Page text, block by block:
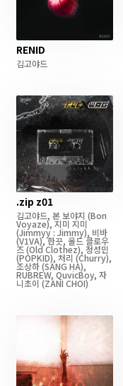
RENID
김고야드
.zip z01
김고야드, 본 보야지 (Bon
Voyaze),지미 지미
(Jimmyy : Jimmy), 비바
(V1VA),한끗, 올드 클로우
즈(Old Clothez), 정성민
(POPKID), 처리 (Churry),
조상하(SANG HA),
RUBREW, QuvicBoy, 자
니초이 (ZANI CHOI)